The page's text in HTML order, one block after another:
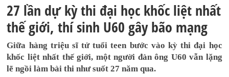
27 lần dự kỳ thi đại học khốc liệt nhất
thế giới, thí sinh U60 gây bão mạng
Giữa hàng triệu sĩ tử tuổi teen bước vào kỳ thi đại học
khốc liệt nhất thế giới, một người đàn ông U60 vẫn lặng
lẽ ngồi làm bài thi như suốt 27 năm qua.